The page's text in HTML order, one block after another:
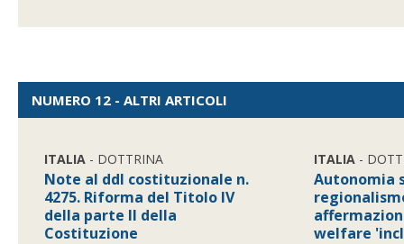
NUMERO 12 - ALTRI ARTICOLI
ITALIA - DOTTRINA
Note al ddl costituzionale n.
4275. Riforma del Titolo IV
della parte II della
Costituzione
ITALIA -
Autonomia
welfare